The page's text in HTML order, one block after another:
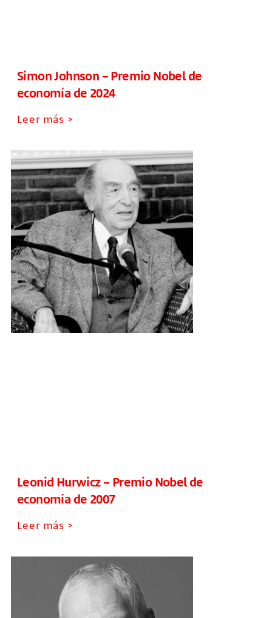
Simon Johnson – Premio Nobel de
economía de 2024
Leer más >
Leonid Hurwicz – Premio Nobel de
economía de 2007
Leer más >